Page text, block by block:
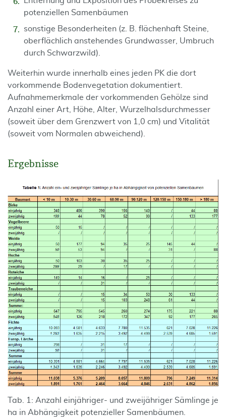
potenziellen Samenbäumen
sonstige Besonderheiten (z. B. flächenhaft Steine,
oberflächlich anstehendes Grundwasser, Umbruch
durch Schwarzwild).
Weiterhin wurde innerhalb eines jeden PK die dort
vorkommende Bodenvegetation dokumentiert.
Aufnahmemerkmale der vorkommenden Gehölze sind
Anzahl einer Art, Höhe, Alter, Wurzelhalsdurchmesser
(soweit über dem Grenzwert von 1,0 cm) und Vitalität
(soweit vom Normalen abweichend).
Ergebnisse
Tab. 1: Anzahl einjähriger- und zweijähriger Sämlinge je
ha in Abhängigkeit potenzieller Samenbäumen.